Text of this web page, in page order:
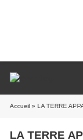
Accueil » LA TERRE
LA TERRE